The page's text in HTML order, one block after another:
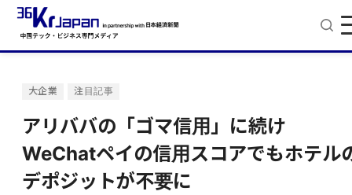
大企業 注目記事
アリババの「ゴマ信用」に続け
WeChatペイの信用スコアでもホテル
デポジットが不要に